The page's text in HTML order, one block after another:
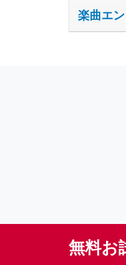
楽曲エ
無料お